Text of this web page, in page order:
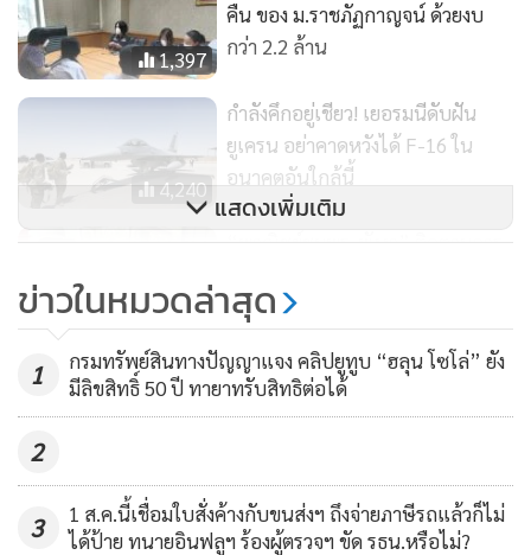
1,397
คืน ของ ม.ราชภัฏกาญจน์ ด้วยงบ
กว่า 2.2 ล้าน
4,240
กำลังคึกอยู่เชียว! เยอรมนีดับฝัน
ยูเครน อย่าคาดหวังได้ F-16 ใน
อนาคตอันใกล้นี้
413
“พาณิชย์ชุมพร-พังงา” ติดตามการ
พุ่งสูงสุด กก.ละ 85 บาท
แสดงเพิ่มเติม
ข่าวในหมวดล่าสุด
1
กรมทรัพย์สินทางปัญญาแจง คลิปยูทูบ “ฮลุน โซโล่” ยัง
มีลิขสิทธิ์ 50 ปี ทายาทรับสิทธิต่อได้
2
3
1 ส.ค.นี้เชื่อมใบสั่งค้างกับขนส่งฯ ถึงจ่ายภาษีรถแล้วก็ไม่
ได้ป้าย ทนายอินฟลูฯ ร้องผู้ตรวจฯ ขัด รธน.หรือไม่?